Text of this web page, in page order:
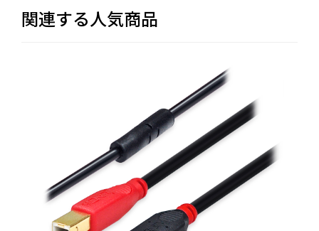
関連する人気商品